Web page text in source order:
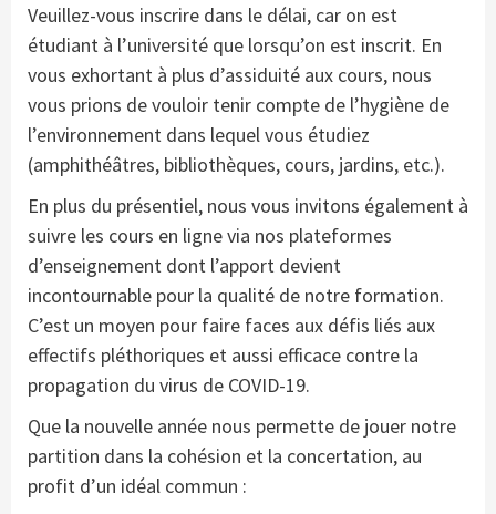
Veuillez-vous inscrire dans le délai, car on est
étudiant à l’université que lorsqu’on est inscrit. En
vous exhortant à plus d’assiduité aux cours, nous
vous prions de vouloir tenir compte de l’hygiène de
l’environnement dans lequel vous étudiez
(amphithéâtres, bibliothèques, cours, jardins, etc.).
En plus du présentiel, nous vous invitons également à
suivre les cours en ligne via nos plateformes
d’enseignement dont l’apport devient
incontournable pour la qualité de notre formation.
C’est un moyen pour faire faces aux défis liés aux
effectifs pléthoriques et aussi efficace contre la
propagation du virus de COVID-19.
Que la nouvelle année nous permette de jouer notre
partition dans la cohésion et la concertation, au
profit d’un idéal commun :